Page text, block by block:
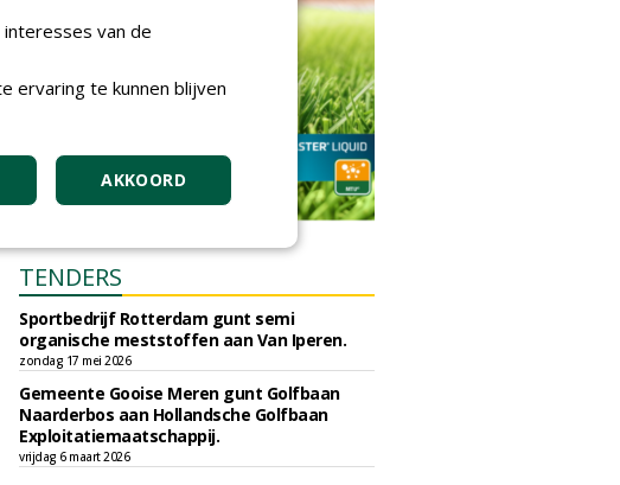
TENDERS
Sportbedrijf Rotterdam gunt semi
organische meststoffen aan Van Iperen.
zondag 17 mei 2026
Gemeente Gooise Meren gunt Golfbaan
Naarderbos aan Hollandsche Golfbaan
Exploitatiemaatschappij.
vrijdag 6 maart 2026
van de
ervaring te kunnen blijven
AKKOORD